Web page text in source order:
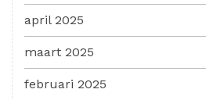
april 2025
maart 2025
februari 2025